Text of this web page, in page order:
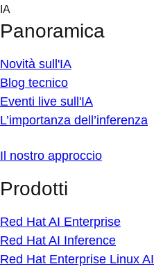
Skip
content
IA
Panoramica
Novità sull'IA
Blog tecnico
Eventi live sull'IA
L’importanza dell’inferenza
Il nostro approccio
Prodotti
Red Hat AI Enterprise
Red Hat AI Inference
Red Hat Enterprise Linux AI